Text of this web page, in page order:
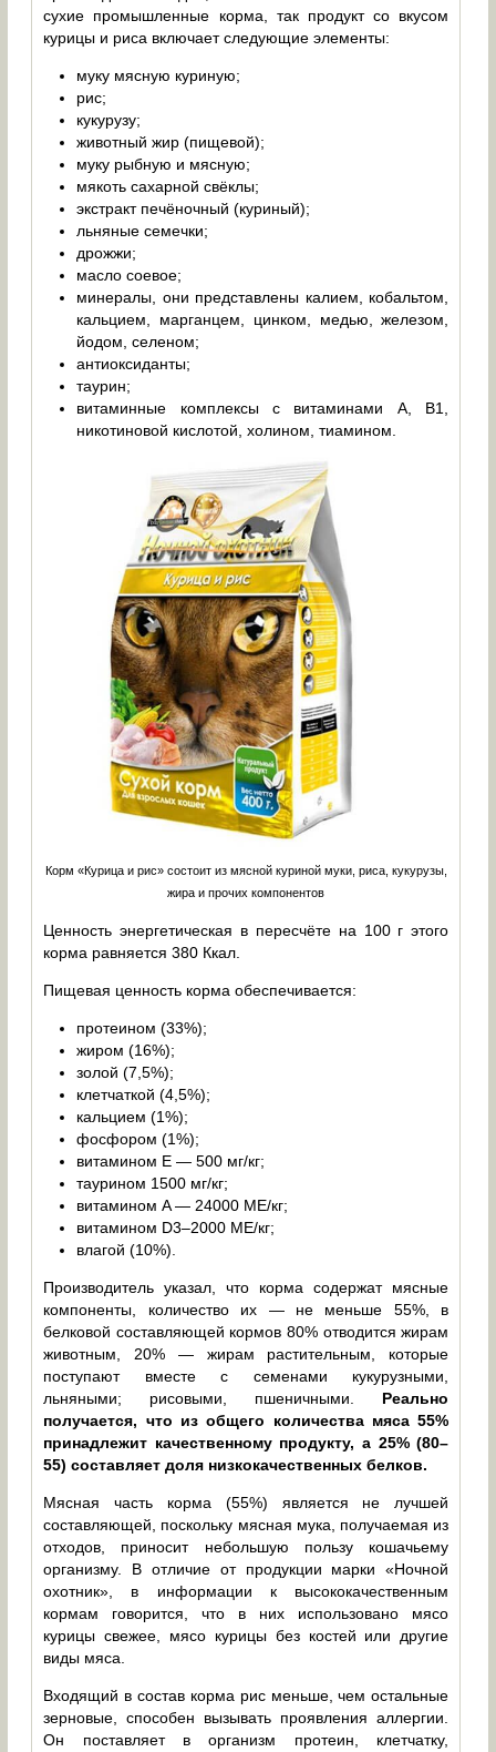
сухие промышленные корма, так продукт со вкусом
курицы и риса включает следующие элементы:
муку мясную куриную;
рис;
кукурузу;
животный жир (пищевой);
муку рыбную и мясную;
мякоть сахарной свёклы;
экстракт печёночный (куриный);
льняные семечки;
дрожжи;
масло соевое;
минералы, они представлены калием, кобальтом,
кальцием, марганцем, цинком, медью, железом,
йодом, селеном;
антиоксиданты;
таурин;
витаминные комплексы с витаминами A, B1,
никотиновой кислотой, холином, тиамином.
Корм «Курица и рис» состоит из мясной куриной муки, риса, кукурузы,
жира и прочих компонентов
Ценность энергетическая в пересчёте на 100 г этого
корма равняется 380 Ккал.
Пищевая ценность корма обеспечивается:
протеином (33%);
жиром (16%);
золой (7,5%);
клетчаткой (4,5%);
кальцием (1%);
фосфором (1%);
витамином Е — 500 мг/кг;
таурином 1500 мг/кг;
витамином A — 24000 МЕ/кг;
витамином D3–2000 МЕ/кг;
влагой (10%).
Производитель указал, что корма содержат мясные
компоненты, количество их — не меньше 55%, в
белковой составляющей кормов 80% отводится жирам
животным, 20% — жирам растительным, которые
поступают вместе с семенами кукурузными,
льняными; рисовыми, пшеничными. Реально
получается, что из общего количества мяса 55%
принадлежит качественному продукту, а 25% (80–
55) составляет доля низкокачественных белков.
Мясная часть корма (55%) является не лучшей
составляющей, поскольку мясная мука, получаемая из
отходов, приносит небольшую пользу кошачьему
организму. В отличие от продукции марки «Ночной
охотник», в информации к высококачественным
кормам говорится, что в них использовано мясо
курицы свежее, мясо курицы без костей или другие
виды мяса.
Входящий в состав корма рис меньше, чем остальные
зерновые, способен вызывать проявления аллергии.
Он поставляет в организм протеин, клетчатку,